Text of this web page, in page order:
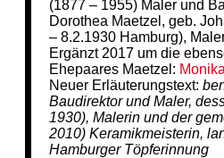
(1877 – 1955) Maler und
Dorothea Maetzel, geb.
– 8.2.1930 Hamburg),
Ergänzt 2017 um die
Ehepaares Maetzel:
Neuer Erläuterungstext:
Baudirektor und Maler,
1930), Malerin und der
2010) Keramikmeisterin,
Hamburger Töpferinnung